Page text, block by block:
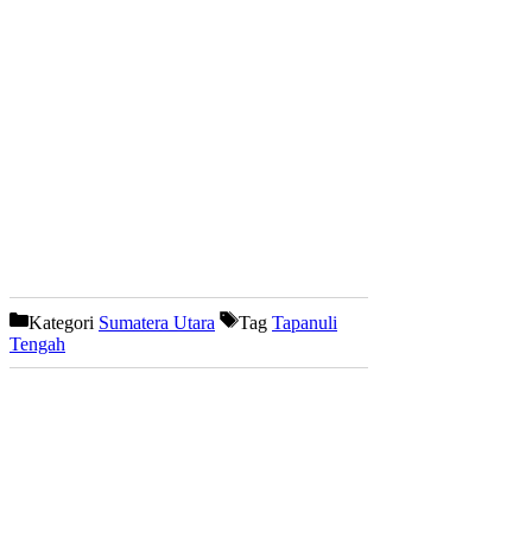
Kategori Sumatera Utara Tag Tapanuli
Tengah